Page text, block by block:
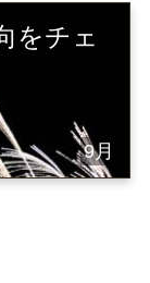
をチェ
9月